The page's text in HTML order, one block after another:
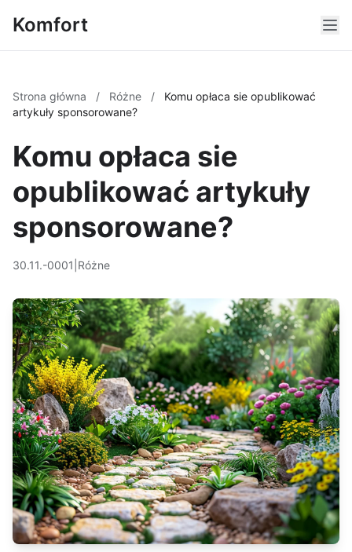
Komfort
Strona główna / Różne /
Komu opłaca sie opublikować
artykuły sponsorowane?
Komu opłaca sie
opublikować artykuły
sponsorowane?
30.11.-0001 Różne